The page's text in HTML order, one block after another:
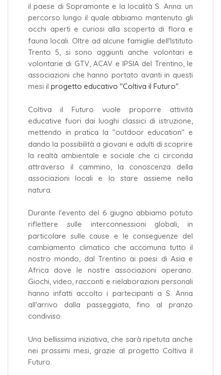
il paese di Sopramonte e la località S. Anna: un
percorso lungo il quale abbiamo mantenuto gli
occhi aperti e curiosi alla scoperta di flora e
fauna locali. Oltre ad alcune famiglie dell'Istituto
Trento 5, si sono aggiunti anche volontari e
volontarie di GTV, ACAV e IPSIA del Trentino, le
associazioni che hanno portato avanti in questi
mesi il progetto educativo "Coltiva il Futuro".
Coltiva il Futuro vuole proporre attività
educative fuori dai luoghi classici di istruzione,
mettendo in pratica la "outdoor education" e
dando la possibilità a giovani e adulti di scoprire
la realtà ambientale e sociale che ci circonda
attraverso il cammino, la conoscenza della
associazioni locali e lo stare assieme nella
natura.
Durante l'evento del 6 giugno abbiamo potuto
riflettere sulle interconnessioni globali, in
particolare sulle cause e le conseguenze del
cambiamento climatico che accomuna tutto il
nostro mondo, dal Trentino ai paesi di Asia e
Africa dove le nostre associazioni operano.
Giochi, video, racconti e rielaborazioni personali
hanno infatti accolto i partecipanti a S. Anna
all'arrivo dalla passeggiata, fino al pranzo
condiviso.
Una bellissima iniziativa, che sarà ripetuta anche
nei prossimi mesi, grazie al progetto Coltiva il
Futuro.